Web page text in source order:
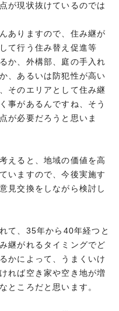
が現状抜けているのでは
ありますので、住み継が
て行う住み替え促進等
か、外構部、庭の手入れ
、あるいは防犯性が高い
そのエリアとして住み継
事があるんですね、そう
が必要だろうと思いま
えると、地域の価値を高
いますので、今後実施す
見交換をしながら検討し
て、35年から40年経つと
継がれるタイミングでど
かによって、うまくいけ
れば空き家や空き地が増
ところだと思います。